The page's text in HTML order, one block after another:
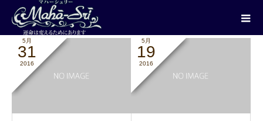
5月
31
2016
5月
19
2016